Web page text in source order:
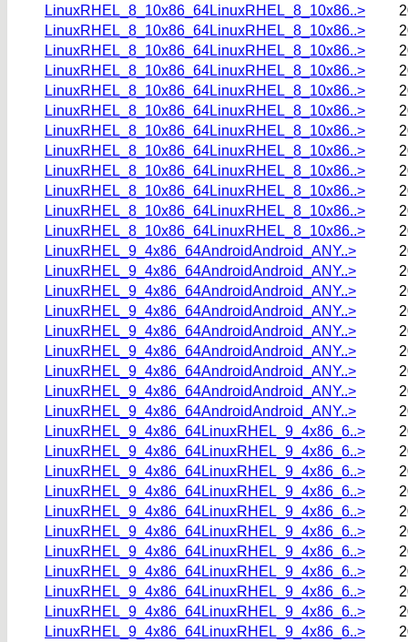
LinuxRHEL_8_10x86_64LinuxRHEL_8_10x86..>
LinuxRHEL_8_10x86_64LinuxRHEL_8_10x86..>
LinuxRHEL_8_10x86_64LinuxRHEL_8_10x86..>
LinuxRHEL_8_10x86_64LinuxRHEL_8_10x86..>
LinuxRHEL_8_10x86_64LinuxRHEL_8_10x86..>
LinuxRHEL_8_10x86_64LinuxRHEL_8_10x86..>
LinuxRHEL_8_10x86_64LinuxRHEL_8_10x86..>
LinuxRHEL_8_10x86_64LinuxRHEL_8_10x86..>
LinuxRHEL_8_10x86_64LinuxRHEL_8_10x86..>
LinuxRHEL_8_10x86_64LinuxRHEL_8_10x86..>
LinuxRHEL_8_10x86_64LinuxRHEL_8_10x86..>
LinuxRHEL_8_10x86_64LinuxRHEL_8_10x86..>
LinuxRHEL_9_4x86_64AndroidAndroid_ANY..>
LinuxRHEL_9_4x86_64AndroidAndroid_ANY..>
LinuxRHEL_9_4x86_64AndroidAndroid_ANY..>
LinuxRHEL_9_4x86_64AndroidAndroid_ANY..>
LinuxRHEL_9_4x86_64AndroidAndroid_ANY..>
LinuxRHEL_9_4x86_64AndroidAndroid_ANY..>
LinuxRHEL_9_4x86_64AndroidAndroid_ANY..>
LinuxRHEL_9_4x86_64AndroidAndroid_ANY..>
LinuxRHEL_9_4x86_64AndroidAndroid_ANY..>
LinuxRHEL_9_4x86_64LinuxRHEL_9_4x86_6..>
LinuxRHEL_9_4x86_64LinuxRHEL_9_4x86_6..>
LinuxRHEL_9_4x86_64LinuxRHEL_9_4x86_6..>
LinuxRHEL_9_4x86_64LinuxRHEL_9_4x86_6..>
LinuxRHEL_9_4x86_64LinuxRHEL_9_4x86_6..>
LinuxRHEL_9_4x86_64LinuxRHEL_9_4x86_6..>
LinuxRHEL_9_4x86_64LinuxRHEL_9_4x86_6..>
LinuxRHEL_9_4x86_64LinuxRHEL_9_4x86_6..>
LinuxRHEL_9_4x86_64LinuxRHEL_9_4x86_6..>
LinuxRHEL_9_4x86_64LinuxRHEL_9_4x86_6..>
LinuxRHEL_9_4x86_64LinuxRHEL_9_4x86_6..>